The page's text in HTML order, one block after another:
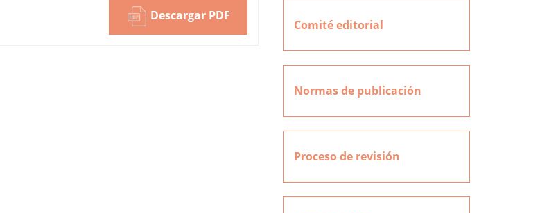
Descargar PDF
Comité editorial
Normas de publicación
Proceso de revisión